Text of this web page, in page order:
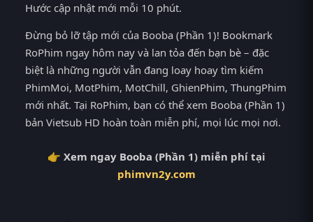
Hước cập nhật mới mỗi 10 phút.
Đừng bỏ lỡ tập mới của Booba (Phần 1)! Bookmark
RoPhim ngay hôm nay và lan tỏa đến bạn bè – đặc
biệt là những người vẫn đang loay hoay tìm kiếm
PhimMoi, MotPhim, MotChill, GhienPhim, ThungPhim
mới nhất. Tại RoPhim, bạn có thể xem Booba (Phần 1)
bản Vietsub HD hoàn toàn miễn phí, mọi lúc mọi nơi.
👉 Xem ngay Booba (Phần 1) miễn phí tại
phimvn2y.com